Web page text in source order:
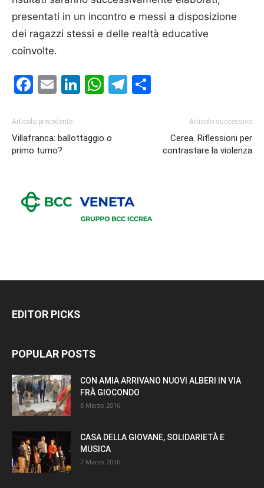
presentati in un incontro e messi a disposizione
dei ragazzi stessi e delle realtà educative
coinvolte.
Facebook
EmailLinkedIn
WhatsApp
Telegram
Articolo precedente
Villafranca: ballottaggio o
primo turno?
Articolo successivo
Cerea. Riflessioni per
contrastare la violenza
EDITOR PICKS
POPULAR POSTS
CON AMIA ARRIVANO NUOVI ALBERI IN VIA
FRÀ GIOCONDO
8 Marzo 2016
CASA DELLA GIOVANE, SOLIDARIETÀ E
MUSICA
7 Marzo 2016